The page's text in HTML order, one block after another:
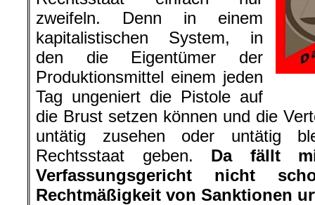
zweifeln. Denn in einem
kapitalistischen System, in
den die Eigentümer der
Produktionsmittel einem jeden
Tag ungeniert die Pistole auf
die Brust setzen können und die
untätig zusehen oder untätig
Rechtsstaat geben. Da fällt
Verfassungsgericht nicht
Rechtmäßigkeit von Sanktionen